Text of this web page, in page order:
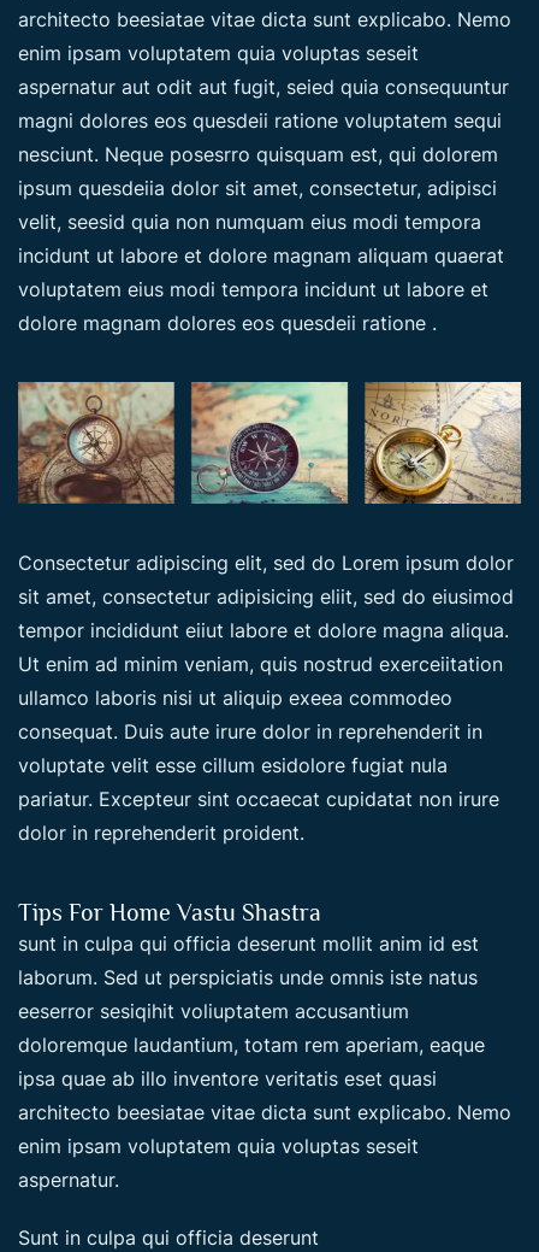
architecto beesiatae vitae dicta sunt explicabo. Nemo
enim ipsam voluptatem quia voluptas seseit
aspernatur aut odit aut fugit, seied quia consequuntur
magni dolores eos quesdeii ratione voluptatem sequi
nesciunt. Neque posesrro quisquam est, qui dolorem
ipsum quesdeiia dolor sit amet, consectetur, adipisci
velit, seesid quia non numquam eius modi tempora
incidunt ut labore et dolore magnam aliquam quaerat
voluptatem eius modi tempora incidunt ut labore et
dolore magnam dolores eos quesdeii ratione .
Consectetur adipiscing elit, sed do Lorem ipsum dolor
sit amet, consectetur adipisicing eliit, sed do eiusimod
tempor incididunt eiiut labore et dolore magna aliqua.
Ut enim ad minim veniam, quis nostrud exerceiitation
ullamco laboris nisi ut aliquip exeea commodeo
consequat. Duis aute irure dolor in reprehenderit in
voluptate velit esse cillum esidolore fugiat nula
pariatur. Excepteur sint occaecat cupidatat non irure
dolor in reprehenderit proident.
Tips For Home Vastu Shastra
sunt in culpa qui officia deserunt mollit anim id est
laborum. Sed ut perspiciatis unde omnis iste natus
eeserror sesiqihit voliuptatem accusantium
doloremque laudantium, totam rem aperiam, eaque
ipsa quae ab illo inventore veritatis eset quasi
architecto beesiatae vitae dicta sunt explicabo. Nemo
enim ipsam voluptatem quia voluptas seseit
aspernatur.
Sunt in culpa qui officia deserunt